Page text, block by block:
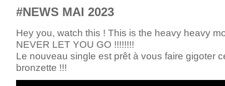
#NEWS MAI 2023
Hey you, watch this ! This is the heavy heavy
NEVER LET YOU GO !!!!!!!!
Le nouveau single est prêt à vous faire gigoter
bronzette !!!